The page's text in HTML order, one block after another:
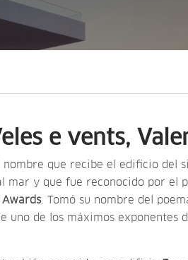
e vents,
nombre que recibe el edificio del
mar y que fue reconocido por el
Awards. Tomó su nombre del
uno de los máximos exponentes